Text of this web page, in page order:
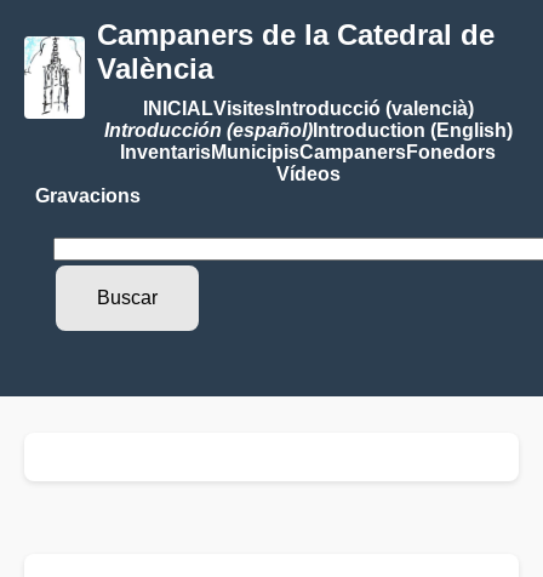
Campaners de la Catedral de
València
INICIALVisitesIntroducció (valencià)
Introducción (español)Introduction (English)
InventarisMunicipisCampanersFonedors
Vídeos
Gravacions